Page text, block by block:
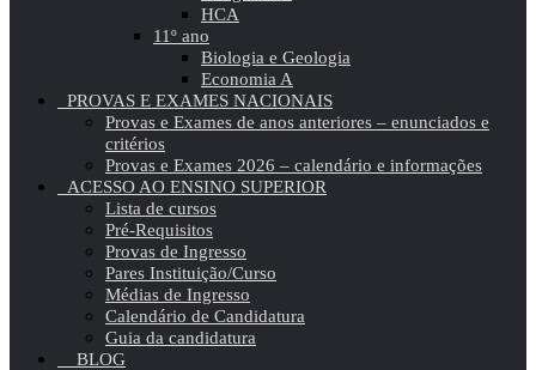
HCA
11º ano
Biologia e Geologia
Economia A
PROVAS E EXAMES NACIONAIS
Provas e Exames de anos anteriores – enunciados e
critérios
Provas e Exames 2026 – calendário e informações
ACESSO AO ENSINO SUPERIOR
Lista de cursos
Pré-Requisitos
Provas de Ingresso
Pares Instituição/Curso
Médias de Ingresso
Calendário de Candidatura
Guia da candidatura
BLOG